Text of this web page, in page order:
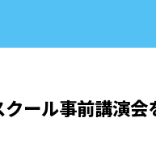
ール事前講演